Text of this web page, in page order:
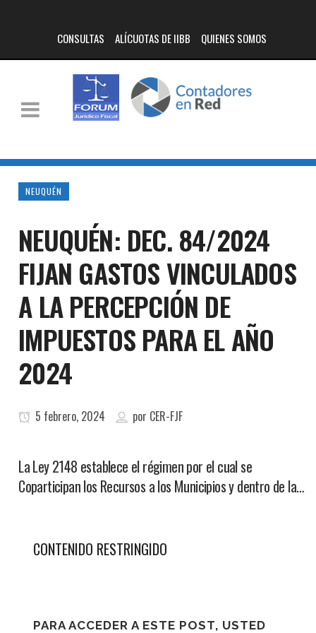
CONSULTAS ALÍCUOTAS DE IIBB QUIENES SOMOS
NEUQUÉN
NEUQUÉN: DEC. 84/2024
FIJAN GASTOS VINCULADOS
A LA PERCEPCIÓN DE
IMPUESTOS PARA EL AÑO
2024
5 febrero, 2024 por CER-FJF
La Ley 2148 establece el régimen por el cual se
Coparticipan los Recursos a los Municipios y dentro de la…
CONTENIDO RESTRINGIDO
PARA ACCEDER A ESTE POST, USTED